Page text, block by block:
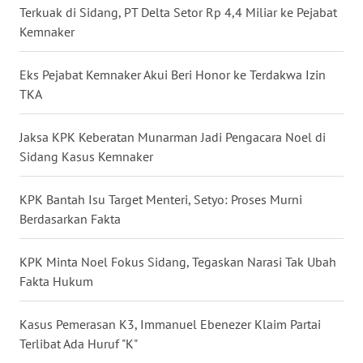
Terkuak di Sidang, PT Delta Setor Rp 4,4 Miliar ke Pejabat
Kemnaker
Eks Pejabat Kemnaker Akui Beri Honor ke Terdakwa Izin
TKA
Jaksa KPK Keberatan Munarman Jadi Pengacara Noel di
Sidang Kasus Kemnaker
KPK Bantah Isu Target Menteri, Setyo: Proses Murni
Berdasarkan Fakta
KPK Minta Noel Fokus Sidang, Tegaskan Narasi Tak Ubah
Fakta Hukum
Kasus Pemerasan K3, Immanuel Ebenezer Klaim Partai
Terlibat Ada Huruf "K"
BABEL
WN
SUMBAR
WN
SUMSEL
WN
BENGKULU
WN
LAMPUNG
WN
JATENG